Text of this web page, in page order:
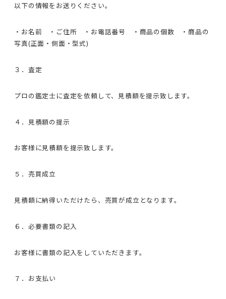
以下の情報をお送りください。
・お名前 ・ご住所 ・お電話番号 ・商品の個数 ・商品の
写真(正面・側面・型式)
３．査定
プロの鑑定士に査定を依頼して、見積額を提示致します。
４．見積額の提示
お客様に見積額を提示致します。
５．売買成立
見積額に納得いただけたら、売買が成立となります。
６．必要書類の記入
お客様に書類の記入をしていただきます。
７．お支払い